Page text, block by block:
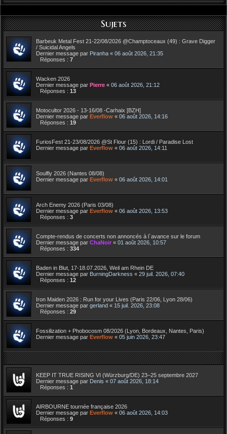
Sujets
Barbeuk Metal Fest 21-22/08/2026 @Champtoceaux (49) : Grave Digger
/ Suicidal Angels
Dernier message par Piranha « 06 août 2026, 21:35
Réponses : 7
Wacken 2026
Dernier message par Pierre « 06 août 2026, 21:12
Réponses : 13
Motocultor 2026 - 13-16/08 -Carhaix [BZH]
Dernier message par Everflow « 06 août 2026, 14:16
Réponses : 19
FuriosFest 21-23/08/2026 @St Flour (15) : Lordi / Paradise Lost
Dernier message par Everflow « 06 août 2026, 14:11
Soulfly 2026 (Nantes 08/08)
Dernier message par Everflow « 06 août 2026, 14:01
Arch Enemy 2026 (Paris 03/08)
Dernier message par Everflow « 06 août 2026, 13:53
Réponses : 3
Compte-rendus de concerts non annoncés à l´avance sur le forum
Dernier message par ChaNoir « 01 août 2026, 10:57
Réponses : 334
Baden in Blut, 17-18.07.2026, Weil am Rhein DE
Dernier message par BurningDarkness « 29 juil. 2026, 07:40
Réponses : 12
Iron Maiden 2026 : Run for your Lives (Paris 22/06, Lyon 28/06)
Dernier message par gerland « 15 juil. 2026, 23:08
Réponses : 29
Fossilization + Phobocosm 08/2026 (Lyon, Bordeaux, Nantes, Paris)
Dernier message par Everflow « 05 juin 2026, 23:47
KEEP IT TRUE RISING VI (Würzburg/DE) 23–25 septembre 2027
Dernier message par Denis « 07 août 2026, 18:14
Réponses : 1
AIRBOURNE tournée française 2026
Dernier message par Everflow « 06 août 2026, 14:03
Réponses : 9